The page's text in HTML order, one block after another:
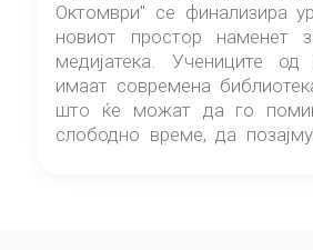
Октомври" се финализира
новиот простор наменет
медијатека. Учениците
имаат современа
што ќе можат да го
слободно време, да